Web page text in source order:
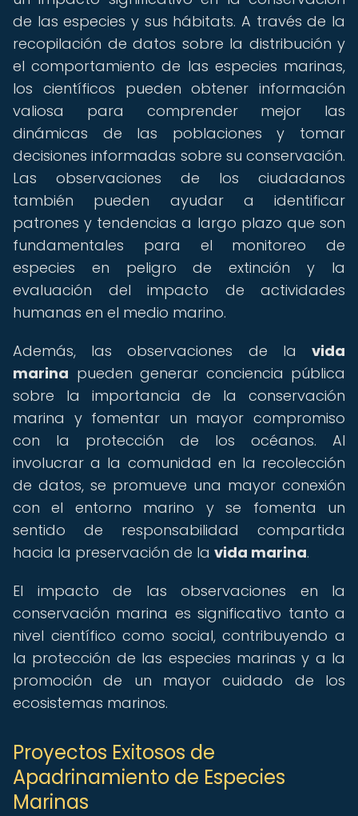
de las especies y sus hábitats. A través de la
recopilación de datos sobre la distribución y
el comportamiento de las especies marinas,
los científicos pueden obtener información
valiosa para comprender mejor las
dinámicas de las poblaciones y tomar
decisiones informadas sobre su conservación.
Las observaciones de los ciudadanos
también pueden ayudar a identificar
patrones y tendencias a largo plazo que son
fundamentales para el monitoreo de
especies en peligro de extinción y la
evaluación del impacto de actividades
humanas en el medio marino.
Además, las observaciones de la vida
marina pueden generar conciencia pública
sobre la importancia de la conservación
marina y fomentar un mayor compromiso
con la protección de los océanos. Al
involucrar a la comunidad en la recolección
de datos, se promueve una mayor conexión
con el entorno marino y se fomenta un
sentido de responsabilidad compartida
hacia la preservación de la vida marina.
El impacto de las observaciones en la
conservación marina es significativo tanto a
nivel científico como social, contribuyendo a
la protección de las especies marinas y a la
promoción de un mayor cuidado de los
ecosistemas marinos.
Proyectos Exitosos de
Apadrinamiento de Especies
Marinas